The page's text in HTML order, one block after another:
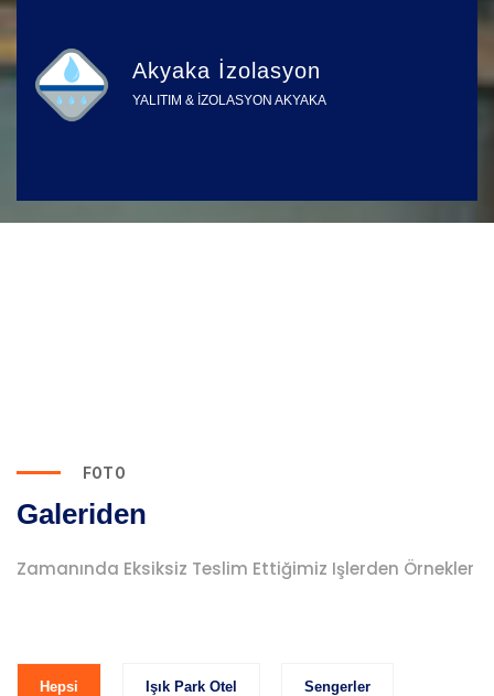
Akyaka İzolasyon
YALITIM & İZOLASYON AKYAKA
FOTO
Galeriden
Zamanında Eksiksiz Teslim Ettiğimiz Işlerden Örnekler
Hepsi Işık Park Otel Sengerler